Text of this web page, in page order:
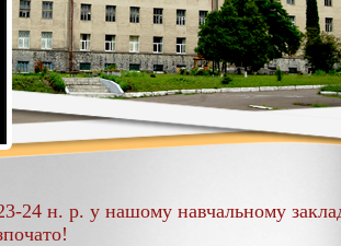
24 н. р. у нашому навчальному